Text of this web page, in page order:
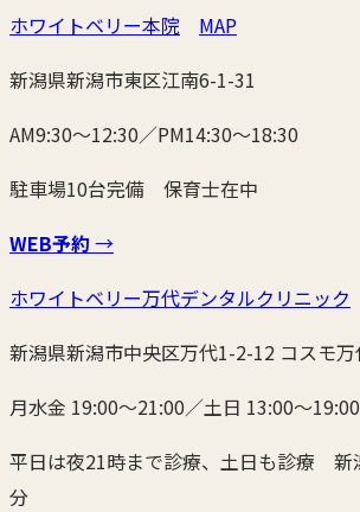
ホワイトベリー本院
MAP
新潟県新潟市東区江南6-1-31
AM9:30〜12:30／PM14:30〜18:30
駐車場10台完備 保育士在中
WEB予約 →
ホワイトベリー万代デンタルクリニック
新潟県新潟市中央区万代1-2-12 コスモ万
月水金 19:00〜21:00／土日 13:00〜19:00
平日は夜21時まで診療、土日も診療 新
分